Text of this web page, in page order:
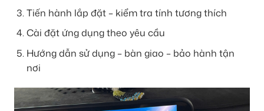
Tiến hành lắp đặt – kiểm tra tính tương thích
Cài đặt ứng dụng theo yêu cầu
Hướng dẫn sử dụng – bàn giao – bảo hành tận
nơi